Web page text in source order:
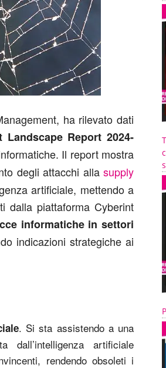
ha rilevato dati
Landscape Report 2024-
Il report mostra
degli attacchi allasupply
artificiale, mettendo a
dalla piattaforma Cyberint
informatiche in settori
indicazioni strategiche ai
. Si sta assistendo a una
dall’intelligenza artificiale
rendendo obsoleti i